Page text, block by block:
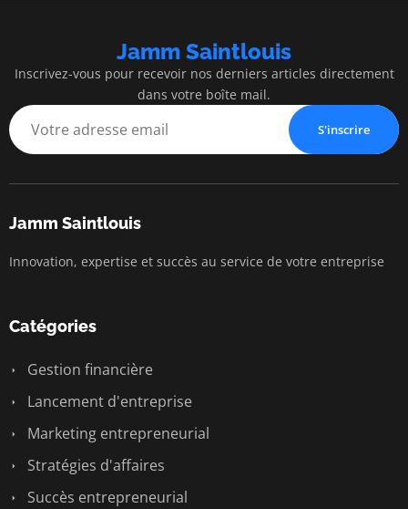
Jamm Saintlouis
Inscrivez-vous pour recevoir nos derniers articles directement
dans votre boîte mail.
S'inscrire
Jamm Saintlouis
Innovation, expertise et succès au service de votre entreprise
Catégories
Gestion financière
Lancement d'entreprise
Marketing entrepreneurial
Stratégies d'affaires
Succès entrepreneurial